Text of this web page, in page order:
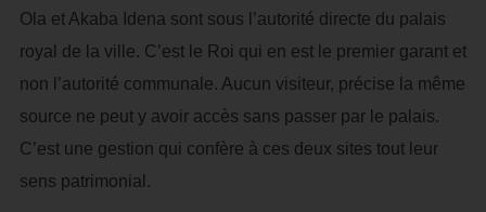
Ola et Akaba Idena sont sous l’autorité directe du palais
royal de la ville. C’est le Roi qui en est le premier garant et
non l’autorité communale. Aucun visiteur, précise la même
source ne peut y avoir accès sans passer par le palais.
C’est une gestion qui confère à ces deux sites tout leur
sens patrimonial.